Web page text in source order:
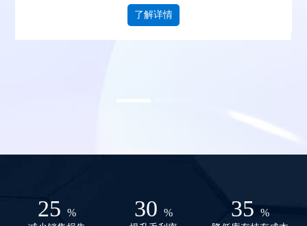
了解详情
25 % 30 % 35 %